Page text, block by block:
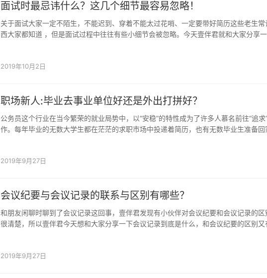
面试时最忌讳什么？这几个细节最容易忽略！
关于面试大家一定不陌生，不能迟到、穿着不能太过花哨、一定要带好简历这些老生常
西大家都知道 ，但是面试过程中往往有些小细节会被忽略。今天壹伴君就和大家分享一
2019年10月2日
职场新人:毕业去事业单位好还是外出打拼好？
公务员这个行业在当今繁荣的就业局势中，以“安稳”的特性成为了许多人慕名前往“追求
作。每年毕业的无数大学生都在茫茫的求职市场中投递着简历，也有无数毕业生准备回
2019年9月27日
会议纪要与会议记录的联系与区别有哪些？
和朋友闲聊时聊到了会议记录这回事，壹伴君发现有小伙伴对会议纪要和会议记录的区
很清楚，所以壹伴君今天想和大家分享一下会议记录到底是什么，和会议纪要的区别又
2019年9月27日